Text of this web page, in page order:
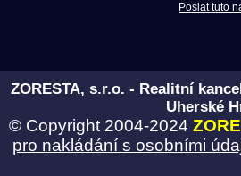
Poslat tuto
ZORESTA, s.r.o. - Realitní
Uherské
© Copyright 2004-2024
pro nakládání s osobními